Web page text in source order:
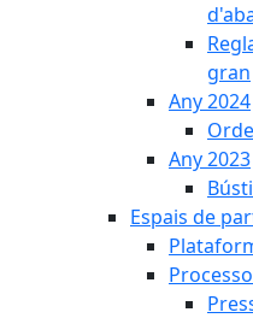
gran
Any 2024
Any 2023
Espais de